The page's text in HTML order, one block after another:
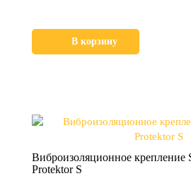
В корзину
Виброизоляционное крепление
Protektor S